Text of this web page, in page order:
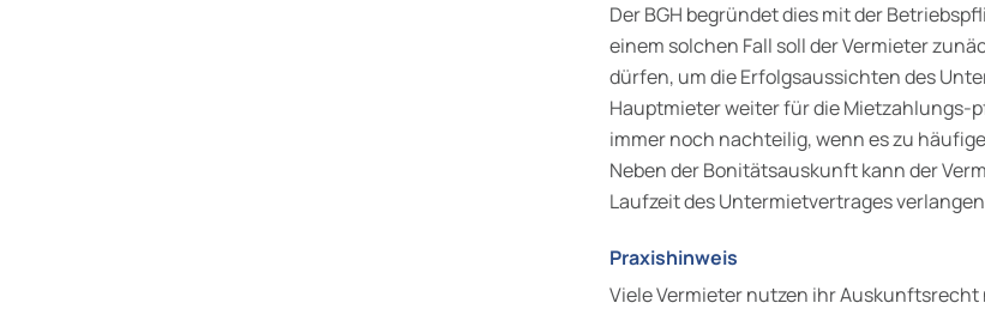
Der BGH begründet dies mit der
einem solchen Fall soll der Vermieter
dürfen, um die Erfolgsaussichten des
Hauptmieter weiter für die Mietzahlungs-
immer noch nachteilig, wenn es zu
Neben der Bonitätsauskunft kann der
Laufzeit des Untermietvertrages
Praxishinweis
Viele Vermieter nutzen ihr